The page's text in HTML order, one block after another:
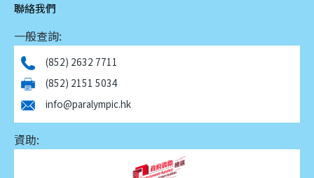
聯絡我們
一般查詢:
(852) 2632 7711
(852) 2151 5034
info@paralympic.hk
資助: